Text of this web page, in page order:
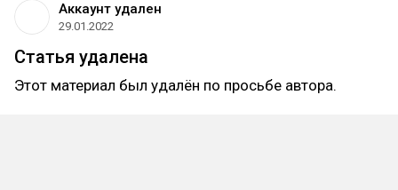
Аккаунт удален
29.01.2022
Статья удалена
Этот материал был удалён по просьбе автора.